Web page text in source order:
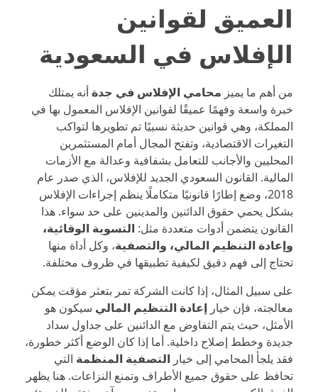
العميق لقوانين
الإفلاس في السعودية
من أهم ما يميز محامي الإفلاس في جدةأنه يمتلك
خبرة واسعة وفهمًا عميقًا لقوانين الإفلاس المعمول بها في
المملكة، وهي قوانين حديثة نسبيًا تم تطويرها لتواكب
التغيرات الاقتصادية، وتفتح المجال أمام المستثمرين
المحليين والأجانب للتعامل بشفافية وعدالة مع الأزمات
المالية. القانون السعودي الجديد للإفلاس، الذي صدر عام
2018، وضع إطارًا قانونيًا متكاملًا ينظم إجراءات الإفلاس
بشكل يحمي حقوق الدائنين والمدينين على حد سواء. هذا
القانون يتضمن أدوات متعددة مثل: التسوية الوقائية،
وإعادة التنظيم المالي، والتصفية، وكل أداة منها
تحتاج إلى فهم دقيق لكيفية تطبيقها في ظروف مختلفة.
على سبيل المثال، إذا كانت الشركة تمر بتعثر مؤقت يمكن
معالجته، فإن خيار إعادة التنظيم المالي سيكون هو
الأمثل، حيث يتم التفاوض مع الدائنين على جداول سداد
جديدة وخطط إصلاح داخلية. أما إذا كان الوضع أكثر خطورة،
فقد يلجأ المحامي إلى خيار التصفية المنظمة التي
تحافظ على حقوق جميع الأطراف وتمنع النزاعات. هنا يظهر